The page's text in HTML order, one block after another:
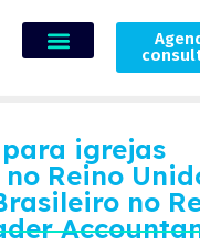
igrejas
Reino
no